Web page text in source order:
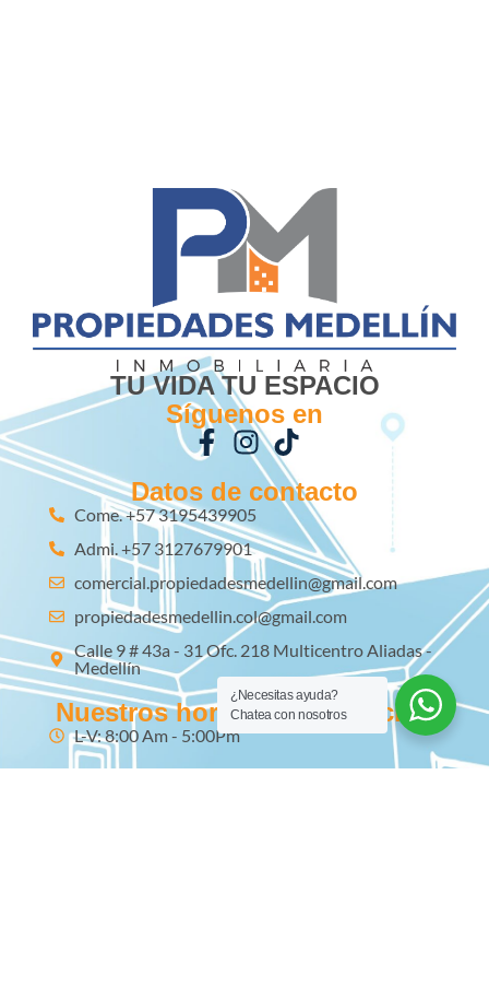
TU VIDA TU ESPACIO
Síguenos en
Datos de contacto
Come. +57 3195439905
Admi. +57 3127679901
comercial.propiedadesmedellin@gmail.com
propiedadesmedellin.col@gmail.com
Calle 9 # 43a - 31 Ofc. 218 Multicentro Aliadas -
Medellín
Nuestros horarios de atención
L-V: 8:00 Am - 5:00Pm
¿Necesitas ayuda?
Chatea con nosotros